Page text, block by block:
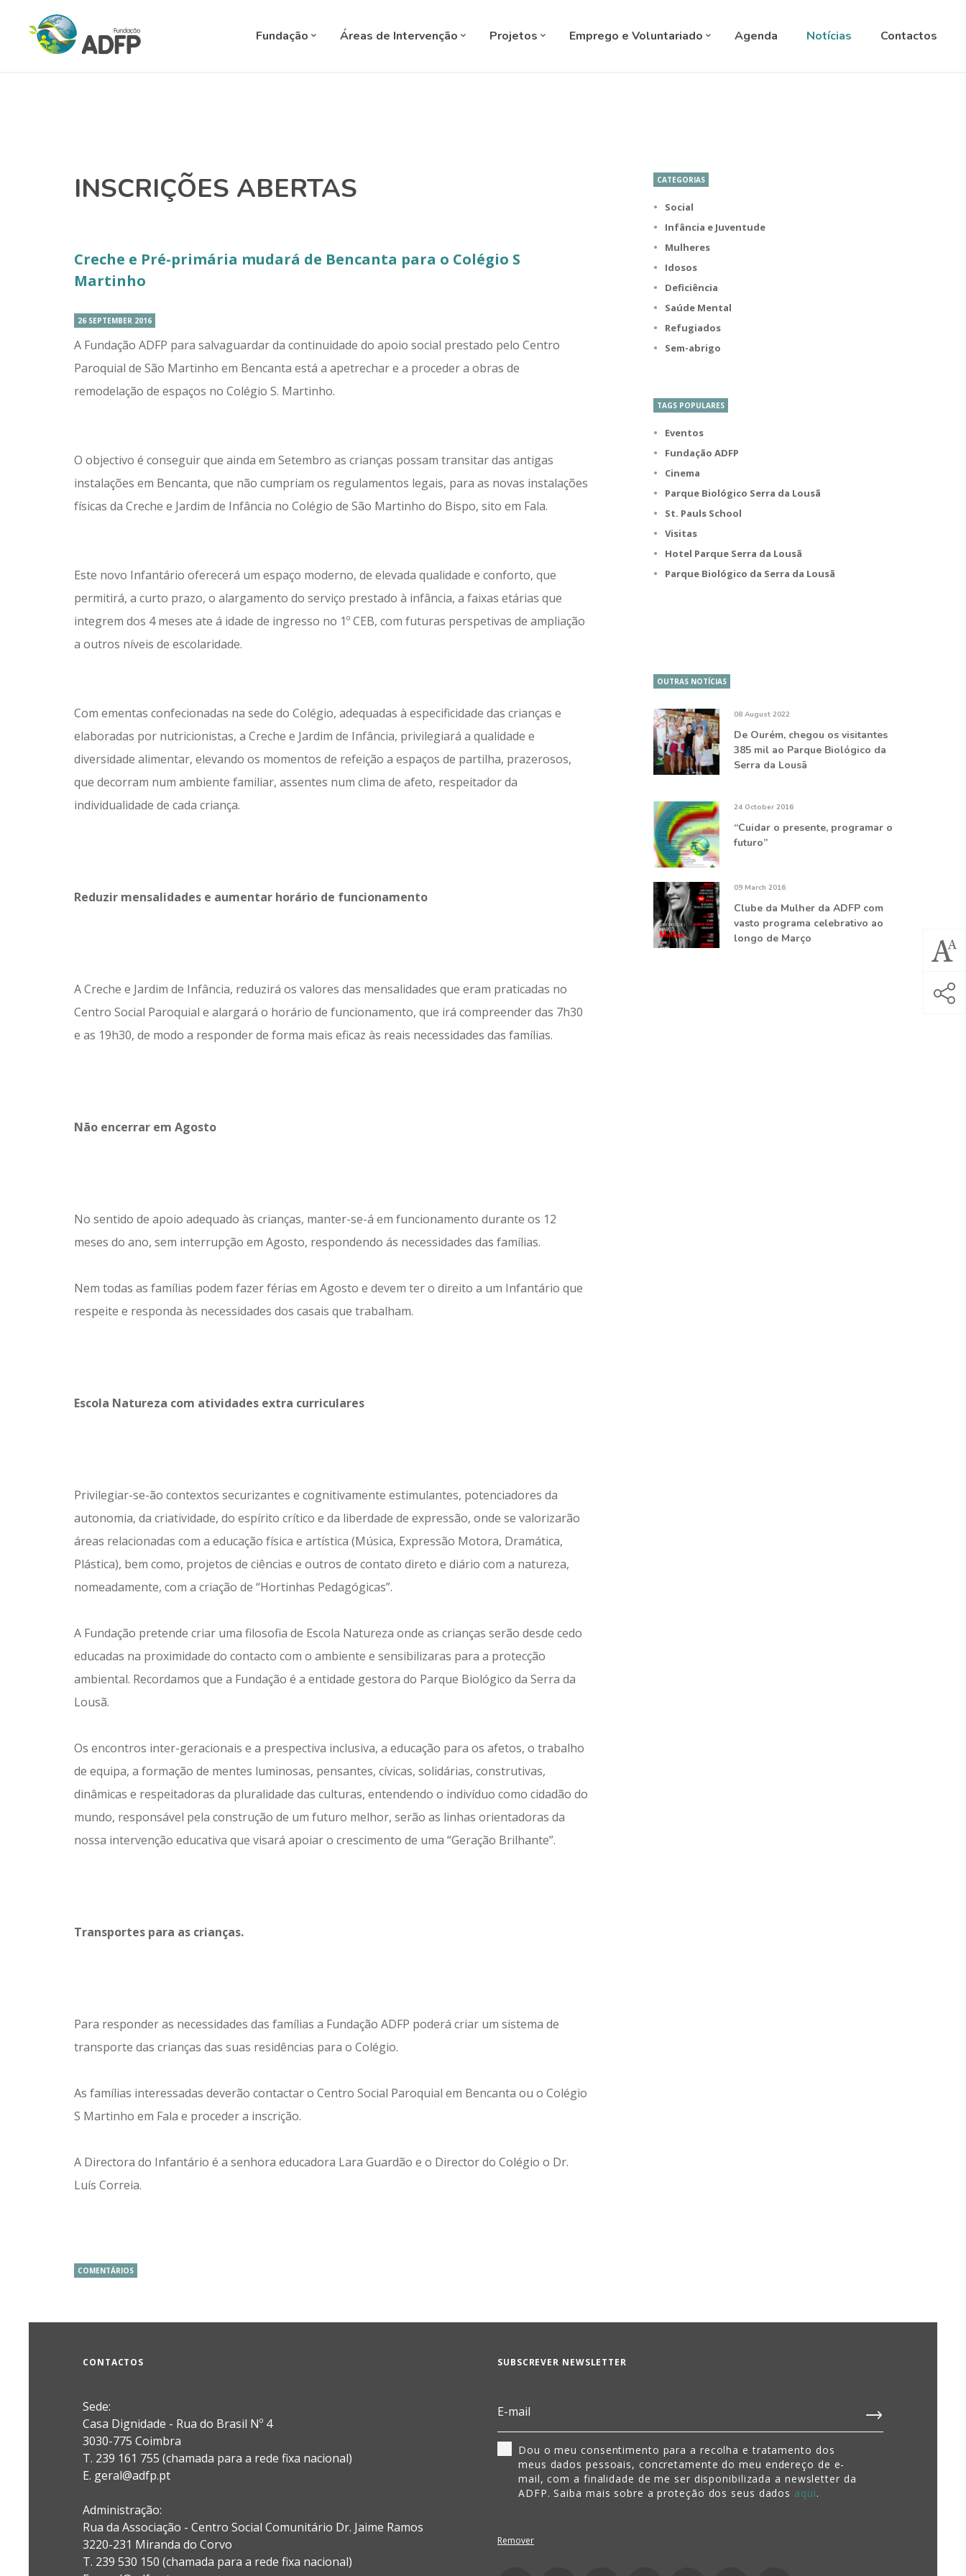
Fundação Áreas de Intervenção Projetos Emprego e Voluntariado Agenda Notícias Contactos
INSCRIÇÕES ABERTAS
Creche e Pré-primária mudará de Bencanta para o Colégio S
Martinho
26 SEPTEMBER 2016
A Fundação ADFP para salvaguardar da continuidade do apoio social prestado pelo Centro
Paroquial de São Martinho em Bencanta está a apetrechar e a proceder a obras de
remodelação de espaços no Colégio S. Martinho.
O objectivo é conseguir que ainda em Setembro as crianças possam transitar das antigas
instalações em Bencanta, que não cumpriam os regulamentos legais, para as novas instalações
físicas da Creche e Jardim de Infância no Colégio de São Martinho do Bispo, sito em Fala.
Este novo Infantário ​oferecerá um espaço moderno, de elevada qualidade e conforto, que
permitirá, a curto prazo, o alargamento do serviço prestado à infância, a faixas etárias que
integrem dos 4 meses ate á idade de ingresso no 1º CEB, com futuras perspetivas de ampliação
a outros níveis de escolaridade.
Com ementas confecionadas na sede do Colégio, adequadas à especificidade das crianças e
elaboradas por nutricionistas, a Creche e Jardim de Infância, privilegiará a qualidade e
diversidade alimentar, elevando os momentos de refeição a espaços de partilha, prazerosos,
que decorram num ambiente familiar, assentes num clima de afeto, respeitador da
individualidade de cada criança.
Reduzir mensalidades e aumentar horário de funcionamento
​A Creche e Jardim de Infância, reduzirá os valores das mensalidades que eram praticadas no
Centro Social Paroquial e alargará o horário de funcionamento, que irá compreender das 7h30
e as 19h30, de modo a responder de forma mais eficaz às reais necessidades das famílias.
Não encerrar em Agosto
No sentido de apoio adequado às crianças, manter-se-á em funcionamento durante os 12
meses do ano, sem interrupção em Agosto, respondendo ás necessidades das famílias.
Nem todas as famílias podem fazer férias em Agosto e devem ter o direito a um Infantário que
respeite e responda às necessidades dos casais que trabalham.
Escola Natureza com atividades extra curriculares
Privilegiar-se-ão contextos securizantes e cognitivamente estimulantes, potenciadores da
autonomia, da criatividade, do espírito crítico e da liberdade de expressão, onde se valorizarão
áreas relacionadas com a educação física e artística (Música, Expressão Motora, Dramática,
Plástica), bem como, projetos de ciências e outros de contato direto e diário com a natureza,
nomeadamente, com a criação de “Hortinhas Pedagógicas”.
A Fundação pretende criar uma filosofia de Escola Natureza onde as crianças serão desde cedo
educadas na proximidade do contacto com o ambiente e sensibilizaras para a protecção
ambiental. Recordamos que a Fundação é a entidade gestora do Parque Biológico da Serra da
Lousã.
Os encontros inter-geracionais e a prespectiva inclusiva, a educação para os afetos, o trabalho
de equipa, a formação de mentes luminosas, pensantes, cívicas, solidárias, construtivas,
dinâmicas e respeitadoras da pluralidade das culturas, entendendo o indivíduo como cidadão do
mundo, responsável pela construção de um futuro melhor, serão as linhas orientadoras da
nossa intervenção educativa que visará apoiar o crescimento de uma “Geração Brilhante”.
Transportes para as crianças.
Para responder as necessidades das famílias a Fundação ADFP poderá criar um sistema de
transporte das crianças das suas residências para o Colégio.
As famílias interessadas deverão contactar o Centro Social Paroquial em Bencanta ou o Colégio
S Martinho em Fala e proceder a inscrição.
A Directora do Infantário é a senhora educadora Lara Guardão e o Director do Colégio o Dr.
Luís Correia.
COMENTÁRIOS
CATEGORIAS
Social
Infância e Juventude
Mulheres
Idosos
Deficiência
Saúde Mental
Refugiados
Sem-abrigo
TAGS POPULARES
Eventos
Fundação ADFP
Cinema
Parque Biológico Serra da Lousã
St. Pauls School
Visitas
Hotel Parque Serra da Lousã
Parque Biológico da Serra da Lousã
OUTRAS NOTÍCIAS
08 August 2022
De Ourém, chegou os visitantes
385 mil ao Parque Biológico da
Serra da Lousã
24 October 2016
“Cuidar o presente, programar o
futuro”
09 March 2016
Clube da Mulher da ADFP com
vasto programa celebrativo ao
longo de Março
CONTACTOS
Sede:
Casa Dignidade - Rua do Brasil Nº 4
3030-775 Coimbra
T. 239 161 755 (chamada para a rede fixa nacional)
E. geral@adfp.pt
Administração:
Rua da Associação - Centro Social Comunitário Dr. Jaime Ramos
3220-231 Miranda do Corvo
T. 239 530 150 (chamada para a rede fixa nacional)
SUBSCREVER NEWSLETTER
Dou o meu consentimento para a recolha e tratamento dos
meus dados pessoais, concretamente do meu endereço de e-
mail, com a finalidade de me ser disponibilizada a newsletter da
ADFP. Saiba mais sobre a proteção dos seus dados aqui.
Remover